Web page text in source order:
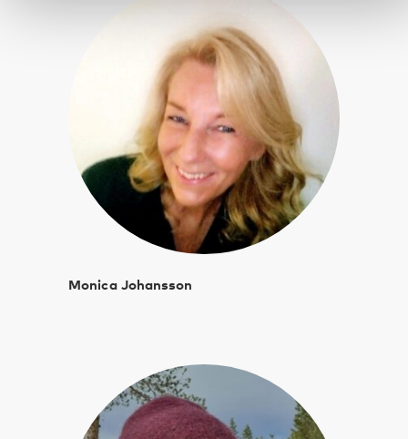
Monica Johansson